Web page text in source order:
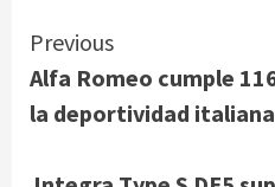
Continue
Reading
Previous
Alfa Romeo cumple
la deportividad italiana